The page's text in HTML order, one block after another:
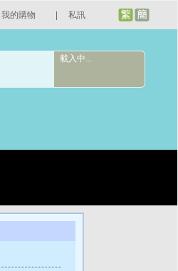
我的購物 私訊
載入中...